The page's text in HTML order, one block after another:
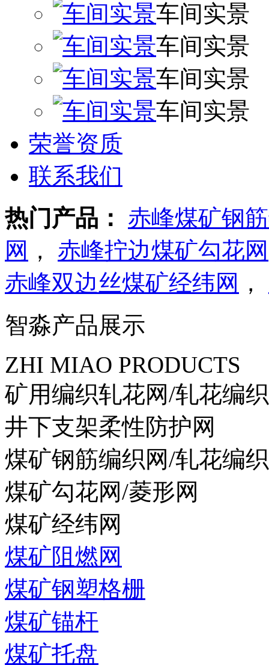
车间实景
车间实景
车间实景
车间实景
荣誉资质
联系我们
热门产品：
赤峰煤矿钢
网 ， 赤峰拧边煤矿勾花网
赤峰双边丝煤矿经纬网 ，
智淼产品展示
ZHI MIAO PRODUCTS
矿用编织轧花网/轧花编
井下支架柔性防护网
煤矿钢筋编织网/轧花编
煤矿勾花网/菱形网
煤矿经纬网
煤矿阻燃网
煤矿钢塑格栅
煤矿锚杆
煤矿托盘